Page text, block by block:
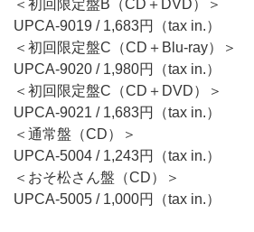
＜初回限定盤B（CD＋DVD）＞
UPCA-9019 / 1,683円（tax in.）
＜初回限定盤C（CD＋Blu-ray）＞
UPCA-9020 / 1,980円（tax in.）
＜初回限定盤C（CD＋DVD）＞
UPCA-9021 / 1,683円（tax in.）
＜通常盤（CD）＞
UPCA-5004 / 1,243円（tax in.）
＜おそ松さん盤（CD）＞
UPCA-5005 / 1,000円（tax in.）